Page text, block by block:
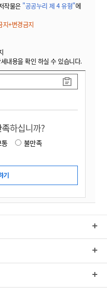
작물은 "공공누리 제 4 유형"에
지+변경금지
내용을 확인 하실 수 있습니다.
하십니까?
통
불만족